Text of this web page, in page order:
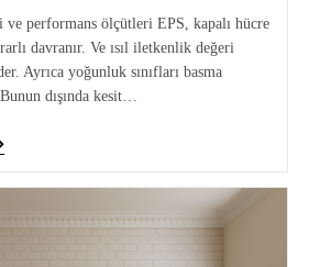
ve performans ölçütleri EPS, kapalı hücre
davranır. Ve ısıl iletkenlik değeri
Ayrıca yoğunluk sınıfları basma
dışında kesit…